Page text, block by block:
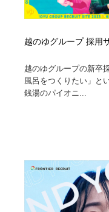
越のゆグループ 採用
越のゆグループの新卒
風呂をつくりたい」と
銭湯のパイオニ...